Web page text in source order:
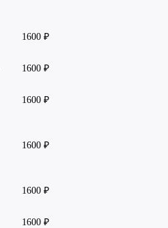
1600 ₽
1600 ₽
1600 ₽
1600 ₽
1600 ₽
1600 ₽